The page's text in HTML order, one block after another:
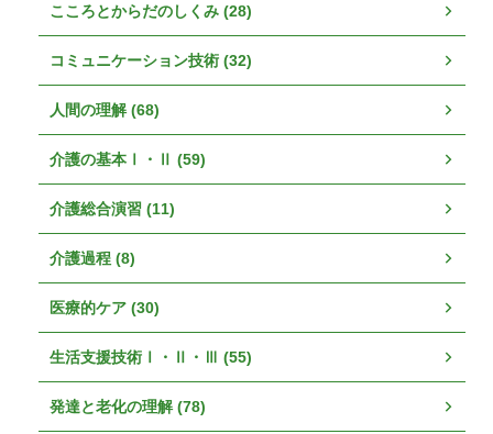
こころとからだのしくみ (28)
コミュニケーション技術 (32)
人間の理解 (68)
介護の基本Ⅰ・Ⅱ (59)
介護総合演習 (11)
介護過程 (8)
医療的ケア (30)
生活支援技術Ⅰ・Ⅱ・Ⅲ (55)
発達と老化の理解 (78)